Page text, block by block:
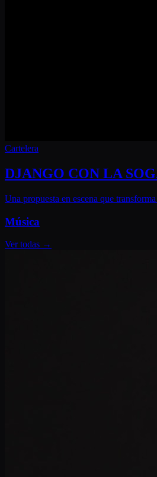
Cartelera
DJANGO CON LA
Una propuesta en escena que
Música
Ver todas →